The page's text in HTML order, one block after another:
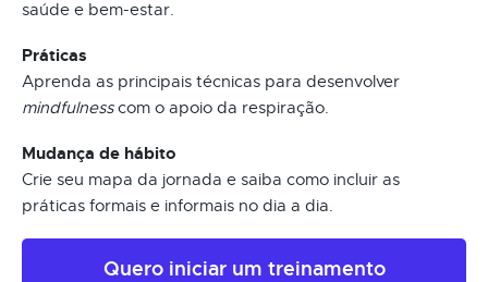
saúde e bem-estar.
Práticas
Aprenda as principais técnicas para desenvolver
mindfulnesscom o apoio da respiração.
Mudança de hábito
Crie seu mapa da jornada e saiba como incluir as
práticas formais e informais no dia a dia.
Quero iniciar um treinamento